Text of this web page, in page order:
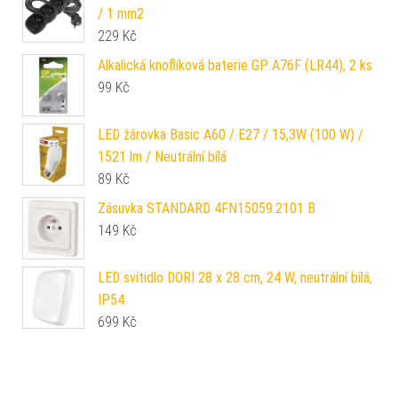
/ 1 mm2
229 Kč
Alkalická knoflíková baterie GP A76F (LR44), 2 ks
99 Kč
LED žárovka Basic A60 / E27 / 15,3W (100 W) /
1521 lm / Neutrální bílá
89 Kč
Zásuvka STANDARD 4FN15059.2101 B
149 Kč
LED svítidlo DORI 28 x 28 cm, 24 W, neutrální bílá,
IP54
699 Kč